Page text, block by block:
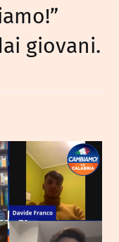
giovani.